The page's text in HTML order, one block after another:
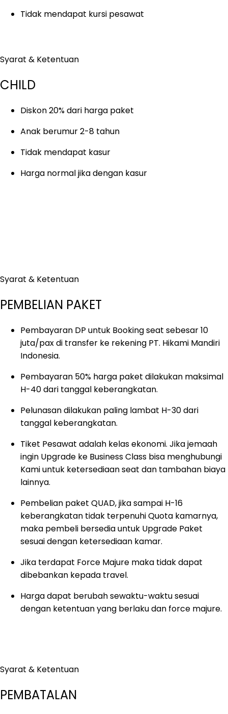
Tidak mendapat kursi pesawat
Syarat & Ketentuan
CHILD
Diskon 20% dari harga paket
Anak berumur 2-8 tahun
Tidak mendapat kasur
Harga normal jika dengan kasur
Syarat & Ketentuan
PEMBELIAN PAKET
Pembayaran DP untuk Booking seat sebesar 10
juta/pax di transfer ke rekening PT. Hikami Mandiri
Indonesia.
Pembayaran 50% harga paket dilakukan maksimal
H-40 dari tanggal keberangkatan.
Pelunasan dilakukan paling lambat H-30 dari
tanggal keberangkatan.
Tiket Pesawat adalah kelas ekonomi. Jika jemaah
ingin Upgrade ke Business Class bisa menghubungi
Kami untuk ketersediaan seat dan tambahan biaya
lainnya.
Pembelian paket QUAD, jika sampai H-16
keberangkatan tidak terpenuhi Quota kamarnya,
maka pembeli bersedia untuk Upgrade Paket
sesuai dengan ketersediaan kamar.
Jika terdapat Force Majure maka tidak dapat
dibebankan kepada travel.
Harga dapat berubah sewaktu-waktu sesuai
dengan ketentuan yang berlaku dan force majure.
Syarat & Ketentuan
PEMBATALAN